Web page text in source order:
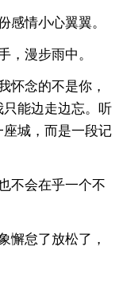
感情小心翼翼。
，漫步雨中。
怀念的不是你，
能边走边忘。听
城，而是一段记
不会在乎一个不
懈怠了放松了，